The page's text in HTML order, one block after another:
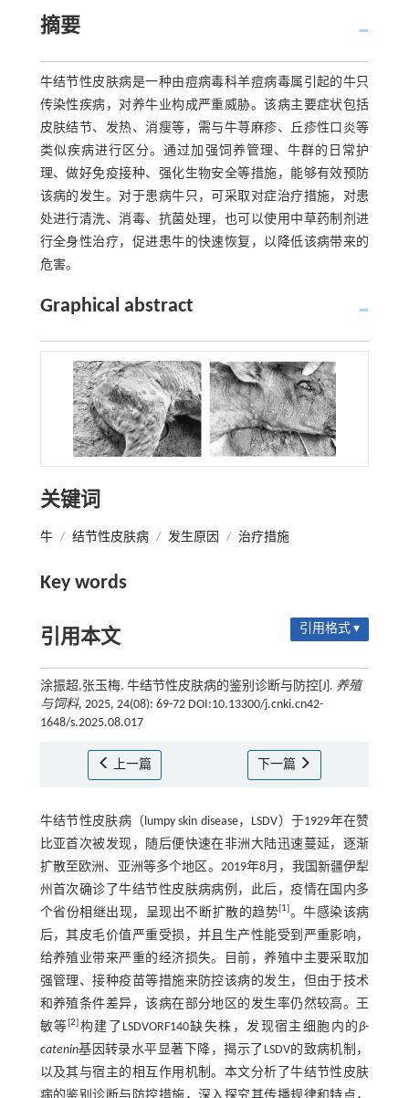
摘要
牛结节性皮肤病是一种由痘病毒科羊痘病毒属引起的牛只
传染性疾病，对养牛业构成严重威胁。该病主要症状包括
皮肤结节、发热、消瘦等，需与牛荨麻疹、丘疹性口炎等
类似疾病进行区分。通过加强饲养管理、牛群的日常护
理、做好免疫接种、强化生物安全等措施，能够有效预防
该病的发生。对于患病牛只，可采取对症治疗措施，对患
处进行清洗、消毒、抗菌处理，也可以使用中草药制剂进
行全身性治疗，促进患牛的快速恢复，以降低该病带来的
危害。
Graphical abstract
关键词
牛 / 结节性皮肤病 / 发生原因 / 治疗措施
Key words
引用本文 引用格式 ▾
涂振超,张玉梅. 牛结节性皮肤病的鉴别诊断与防控[J]. 养殖
与饲料, 2025, 24(08): 69-72 DOI:10.13300/j.cnki.cn42-
1648/s.2025.08.017
上一篇 下一篇
牛结节性皮肤病（lumpy skin disease，LSDV）于1929年在赞
比亚首次被发现，随后便快速在非洲大陆迅速蔓延，逐渐
扩散至欧洲、亚洲等多个地区。2019年8月，我国新疆伊犁
州首次确诊了牛结节性皮肤病病例，此后，疫情在国内多
个省份相继出现，呈现出不断扩散的趋势 1 。牛感染该病
后，其皮毛价值严重受损，并且生产性能受到严重影响，
给养殖业带来严重的经济损失。目前，养殖中主要采取加
强管理、接种疫苗等措施来防控该病的发生，但由于技术
和养殖条件差异，该病在部分地区的发生率仍然较高。王
敏等 [2 构建了LSDVORF140缺失株，发现宿主细胞内的β-
catenin基因转录水平显著下降，揭示了LSDV的致病机制，
以及其与宿主的相互作用机制。本文分析了牛结节性皮肤